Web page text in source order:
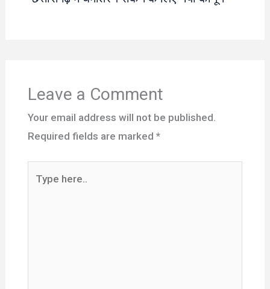
Leave a Comment
Your email address will not be published.
Required fields are marked *
here..